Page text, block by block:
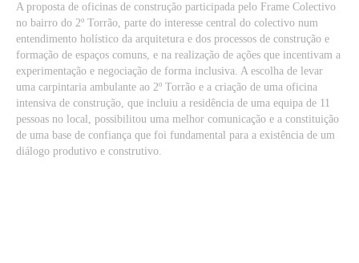
A proposta de oficinas de construção participada pelo Frame Colectivo
no bairro do 2º Torrão, parte do interesse central do colectivo num
entendimento holístico da arquitetura e dos processos de construção e
formação de espaços comuns, e na realização de ações que incentivam a
experimentação e negociação de forma inclusiva. A escolha de levar
uma carpintaria ambulante ao 2º Torrão e a criação de uma oficina
intensiva de construção, que incluiu a residência de uma equipa de 11
pessoas no local, possibilitou uma melhor comunicação e a constituição
de uma base de confiança que foi fundamental para a existência de um
diálogo produtivo e construtivo.